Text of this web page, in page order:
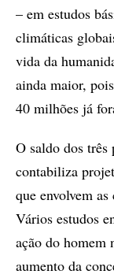
– em estudos
climáticas
vida da
ainda maior,
40 milhões já
O saldo dos três
contabiliza
que envolvem
Vários estudos
ação do homem
aumento da